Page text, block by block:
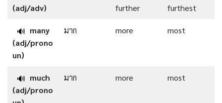
(adj/adv)
further
furthest
🔊 many
(adj/prono
un)
มาก more most
🔊 much
(adj/prono
มาก more most